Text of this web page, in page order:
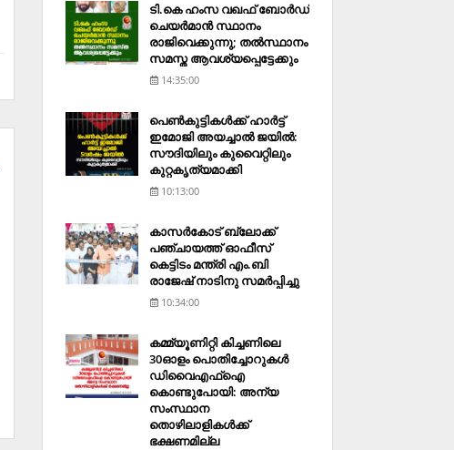
ടി.കെ ഹംസ വഖഫ് ബോര്‍ഡ്
ചെയര്‍മാന്‍ സ്ഥാനം
രാജിവെക്കുന്നു; തല്‍സ്ഥാനം
സമസ്ത ആവശ്യപ്പെട്ടേക്കും
14:35:00
പെണ്‍കുട്ടികള്‍ക്ക് ഹാര്‍ട്ട്
ഇമോജി അയച്ചാല്‍ ജയില്‍:
സൗദിയിലും കുവൈറ്റിലും
കുറ്റകൃത്യമാക്കി
10:13:00
കാസര്‍കോട് ബ്ലോക്ക്
പഞ്ചായത്ത് ഓഫീസ്
കെട്ടിടം മന്ത്രി എം.ബി
രാജേഷ് നാടിനു സമര്‍പ്പിച്ചു
10:34:00
കമ്മ്യൂണിറ്റി കിച്ചണിലെ
30ഓളം പൊതിച്ചോറുകള്‍
ഡിവൈഎഫ്‌ഐ
കൊണ്ടുപോയി: അന്യ
സംസ്ഥാന
തൊഴിലാളികള്‍ക്ക്
ഭക്ഷണമില്ല